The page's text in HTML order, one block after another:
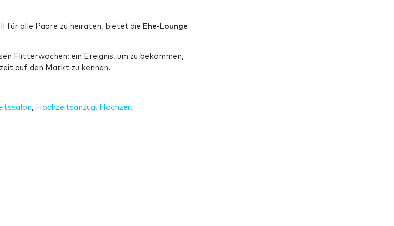
für alle Paare zu heiraten, bietet die Ehe-Lounge
Flitterwochen: ein Ereignis, um zu bekommen,
auf den Markt zu kennen.
, Hochzeitsanzug, Hochzeit